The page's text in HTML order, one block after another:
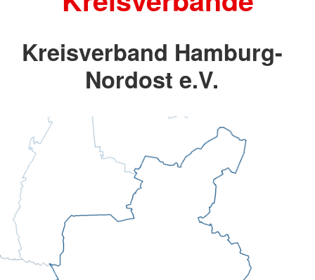
Kreisverband Hamburg-
Nordost e.V.